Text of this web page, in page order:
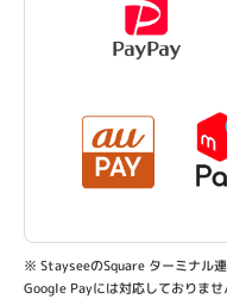
※ StayseeのSquare ターミナル
Google Payには対応しておりませ